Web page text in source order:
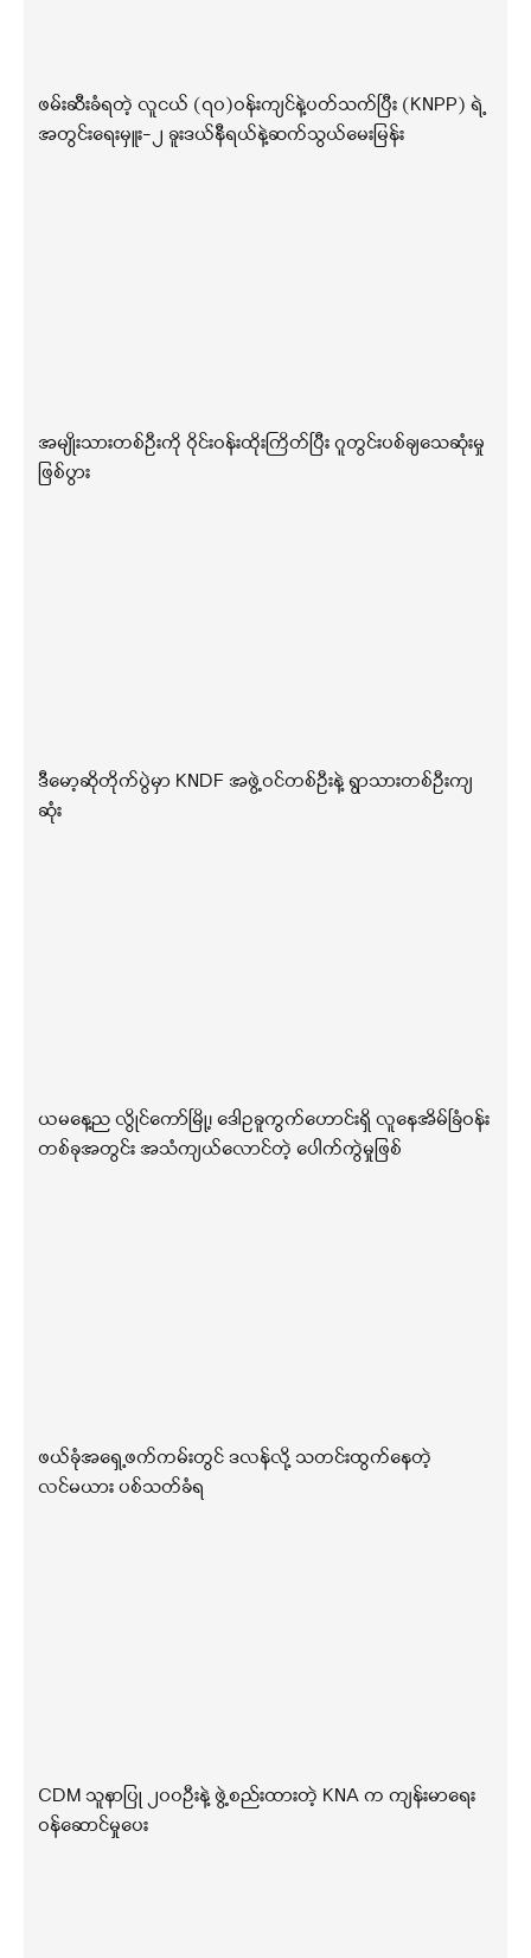
ဖမ်းဆီးခံရတဲ့ လူငယ် (၇၀)ဝန်းကျင်နဲ့ပတ်သက်ပြီး (KNPP) ရဲ့
အတွင်းရေးမှူး-၂ ခူးဒယ်နီရယ်နဲ့ဆက်သွယ်မေးမြန်း
အမျိုးသားတစ်ဦးကို ဝိုင်းဝန်းထိုးကြိတ်ပြီး ဂူတွင်းပစ်ချသေဆုံးမှု
ဖြစ်ပွား
ဒီမော့ဆိုတိုက်ပွဲမှာ KNDF အဖွဲ့ဝင်တစ်ဦးနဲ့ ရွာသားတစ်ဦးကျ
ဆုံး
ယမနေ့ည လွိုင်ကော်မြို့၊ ဒေါဥခူကွက်ဟောင်းရှိ လူနေအိမ်ခြံဝန်း
တစ်ခုအတွင်း အသံကျယ်လောင်တဲ့ ပေါက်ကွဲမှုဖြစ်
ဖယ်ခုံအရှေ့ဖက်ကမ်းတွင် ဒလန်လို့ သတင်းထွက်နေတဲ့
လင်မယား ပစ်သတ်ခံရ
CDM သူနာပြု ၂၀၀ဦးနဲ့ ဖွဲ့စည်းထားတဲ့ KNA က ကျန်းမာရေး
ဝန်ဆောင်မှုပေး